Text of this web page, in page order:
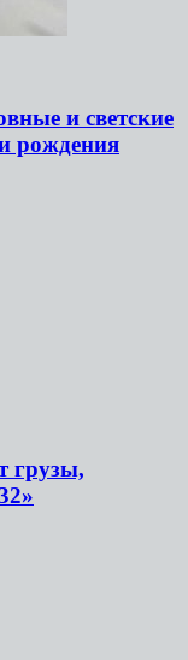
и светские
рождения
грузы,